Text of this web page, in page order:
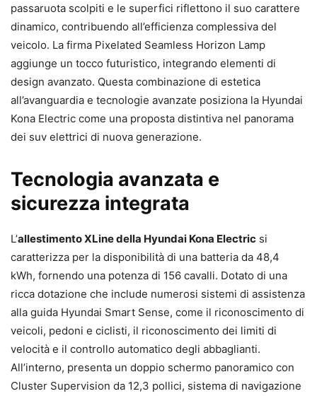
passaruota scolpiti e le superfici riflettono il suo carattere
dinamico, contribuendo all’efficienza complessiva del
veicolo. La firma Pixelated Seamless Horizon Lamp
aggiunge un tocco futuristico, integrando elementi di
design avanzato. Questa combinazione di estetica
all’avanguardia e tecnologie avanzate posiziona la Hyundai
Kona Electric come una proposta distintiva nel panorama
dei suv elettrici di nuova generazione.
Tecnologia avanzata e
sicurezza integrata
L’allestimento XLine della Hyundai Kona Electric si
caratterizza per la disponibilità di una batteria da 48,4
kWh, fornendo una potenza di 156 cavalli. Dotato di una
ricca dotazione che include numerosi sistemi di assistenza
alla guida Hyundai Smart Sense, come il riconoscimento di
veicoli, pedoni e ciclisti, il riconoscimento dei limiti di
velocità e il controllo automatico degli abbaglianti.
All’interno, presenta un doppio schermo panoramico con
Cluster Supervision da 12,3 pollici, sistema di navigazione